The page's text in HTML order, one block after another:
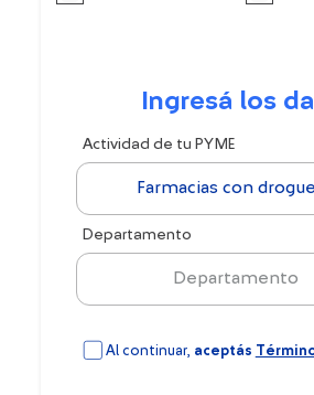
Ingresá los
Farmacias con
Actividad de tu PYME
Departamento
Departamento
Al continuar, aceptás